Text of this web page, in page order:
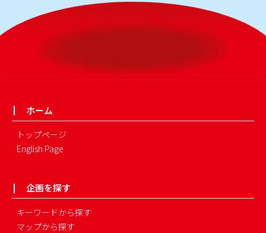
ホーム
トップページ
English Page
企画を探す
キーワードから探す
マップから探す